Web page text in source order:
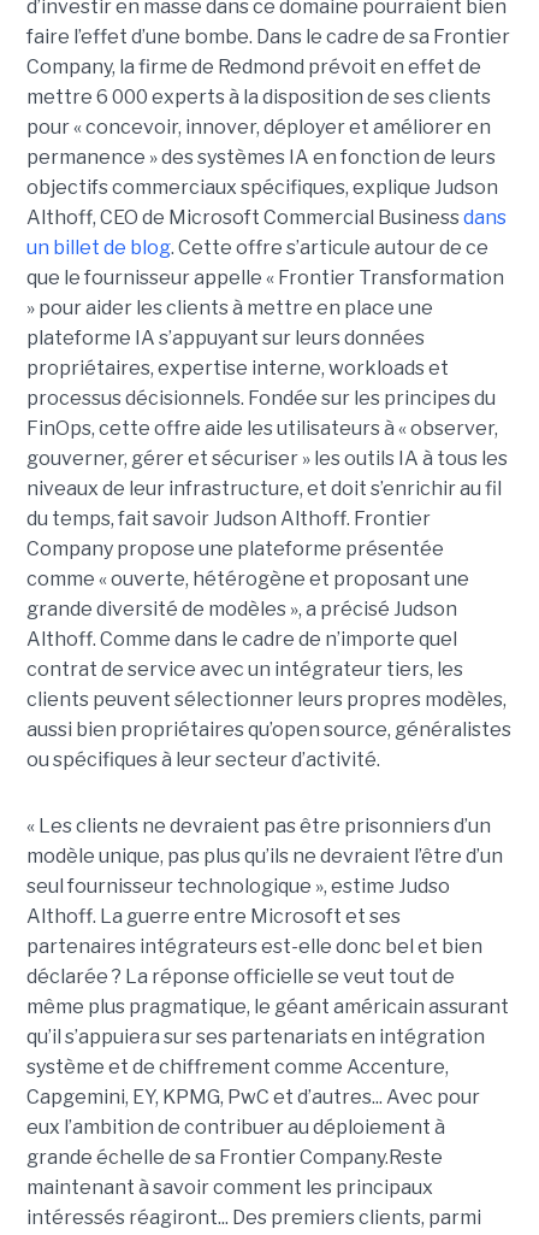
d’investir en masse dans ce domaine pourraient bien
faire l’effet d’une bombe. Dans le cadre de sa Frontier
Company, la firme de Redmond prévoit en effet de
mettre 6 000 experts à la disposition de ses clients
pour « concevoir, innover, déployer et améliorer en
permanence » des systèmes IA en fonction de leurs
objectifs commerciaux spécifiques, explique Judson
Althoff, CEO de Microsoft Commercial Businessdans
un billet de blog. Cette offre s’articule autour de ce
que le fournisseur appelle « Frontier Transformation
» pour aider les clients à mettre en place une
plateforme IA s’appuyant sur leurs données
propriétaires, expertise interne, workloads et
processus décisionnels. Fondée sur les principes du
FinOps, cette offre aide les utilisateurs à « observer,
gouverner, gérer et sécuriser » les outils IA à tous les
niveaux de leur infrastructure, et doit s’enrichir au fil
du temps, fait savoir Judson Althoff. Frontier
Company propose une plateforme présentée
comme « ouverte, hétérogène et proposant une
grande diversité de modèles », a précisé Judson
Althoff. Comme dans le cadre de n’importe quel
contrat de service avec un intégrateur tiers, les
clients peuvent sélectionner leurs propres modèles,
aussi bien propriétaires qu’open source, généralistes
ou spécifiques à leur secteur d’activité.
« Les clients ne devraient pas être prisonniers d’un
modèle unique, pas plus qu’ils ne devraient l’être d’un
seul fournisseur technologique », estime Judso
Althoff. La guerre entre Microsoft et ses
partenaires intégrateurs est-elle donc bel et bien
déclarée ? La réponse officielle se veut tout de
même plus pragmatique, le géant américain assurant
qu’il s’appuiera sur ses partenariats en intégration
système et de chiffrement comme Accenture,
Capgemini, EY, KPMG, PwC et d’autres... Avec pour
eux l’ambition de contribuer au déploiement à
grande échelle de sa Frontier Company.Reste
maintenant à savoir comment les principaux
intéressés réagiront... Des premiers clients, parmi